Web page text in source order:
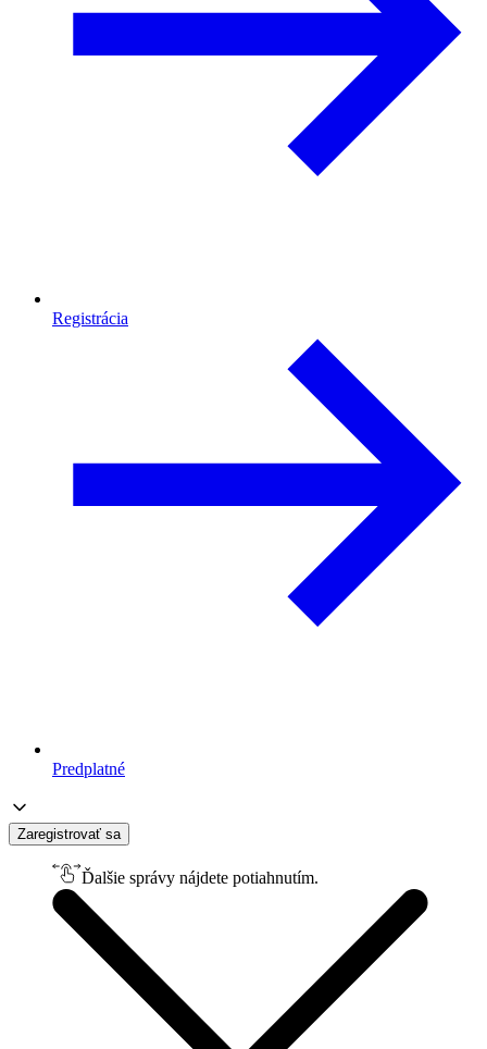
Registrácia
Predplatné
Zaregistrovať sa
Ďalšie správy nájdete potiahnutím.